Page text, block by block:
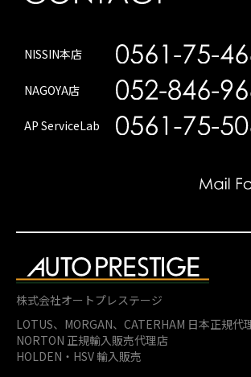
NISSIN本店
NAGOYA店
AP ServiceLab
株式会社オートプレステージ
LOTUS、MORGAN、 CATERHAM 日本正規代
NORTON 正規輸入販売代理店
HOLDEN・HSV 輸入販売